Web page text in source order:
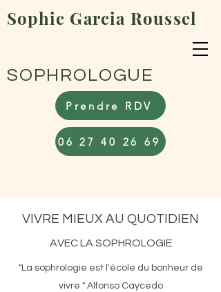
Sophie Garcia Roussel
SOPHROLOGUE
06 27 40 26 69
Prendre RDV
VIVRE MIEUX AU QUOTIDIEN
AVEC LA SOPHROLOGIE
"La sophrologie est l'école du bonheur de
vivre " Alfonso Caycedo